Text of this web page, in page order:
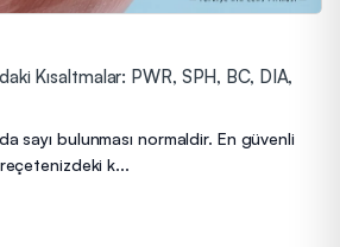
Kısaltmalar: PWR, SPH, BC, DIA,
sayı bulunması normaldir. En güvenli
k...